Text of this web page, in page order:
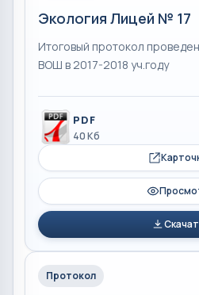
Экология Лицей № 17
Итоговый протокол
ВОШ в 2017-2018 уч.году
PDF
40 Кб
Протокол